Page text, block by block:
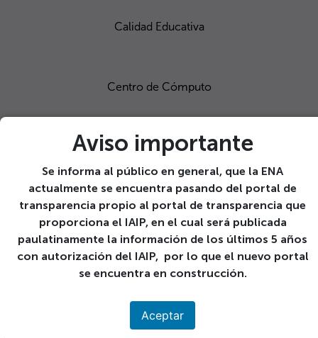
Aviso importante
Se informa al público en general, que la ENA
actualmente se encuentra pasando del portal de
transparencia propio al portal de transparencia que
proporciona el IAIP, en el cual será publicada
paulatinamente la información de los últimos 5 años
con autorización del IAIP, por lo que el nuevo portal
se encuentra en construcción.
Aceptar
Calidad Educativa
Centro de Cómputo
Servicios en
Proyección Social
Proyección Social
Giras educativas